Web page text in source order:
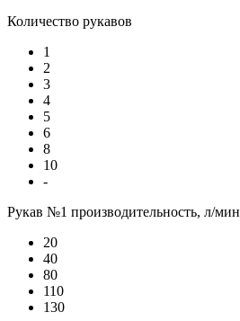
Количество рукавов
1
2
3
4
5
6
8
10
-
Рукав №1 производительность, л/мин
20
40
80
110
130